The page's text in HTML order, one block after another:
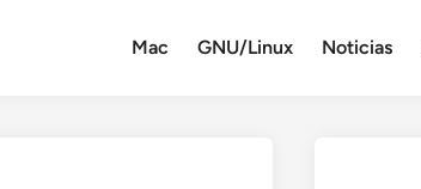
Mac GNU/Linux Noticias